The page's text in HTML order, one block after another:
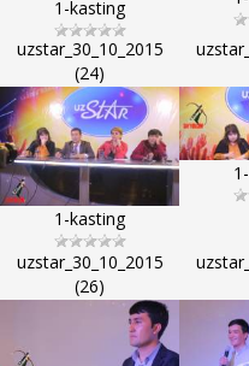
1-kasting
uzstar_30_10_2015
(24)
1-kasting
uzstar_30_10_2015
(26)